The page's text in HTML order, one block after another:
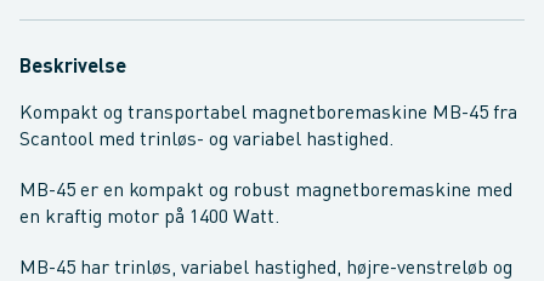
Beskrivelse
Kompakt og transportabel magnetboremaskine MB-45 fra
Scantool med trinløs- og variabel hastighed.
MB-45 er en kompakt og robust magnetboremaskine med
en kraftig motor på 1400 Watt.
MB-45 har trinløs, variabel hastighed, højre-venstreløb og